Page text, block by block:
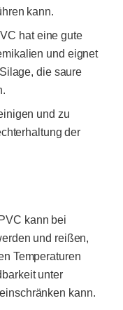
kann.
hat eine gute
und eignet
die saure
und zu
der
PVC kann bei
und reißen,
Temperaturen
unter
kann.